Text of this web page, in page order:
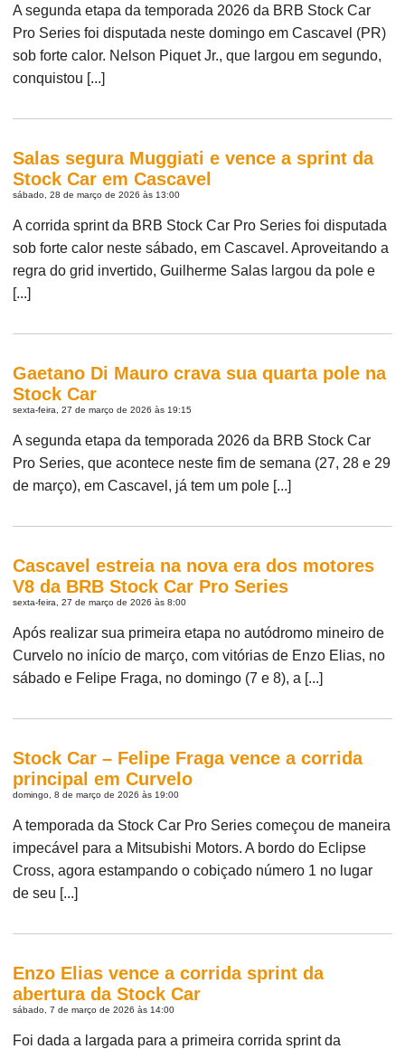
A segunda etapa da temporada 2026 da BRB Stock Car
Pro Series foi disputada neste domingo em Cascavel (PR)
sob forte calor. Nelson Piquet Jr., que largou em segundo,
conquistou [...]
Salas segura Muggiati e vence a sprint da
Stock Car em Cascavel
sábado, 28 de março de 2026 às 13:00
A corrida sprint da BRB Stock Car Pro Series foi disputada
sob forte calor neste sábado, em Cascavel. Aproveitando a
regra do grid invertido, Guilherme Salas largou da pole e
[...]
Gaetano Di Mauro crava sua quarta pole na
Stock Car
sexta-feira, 27 de março de 2026 às 19:15
A segunda etapa da temporada 2026 da BRB Stock Car
Pro Series, que acontece neste fim de semana (27, 28 e 29
de março), em Cascavel, já tem um pole [...]
Cascavel estreia na nova era dos motores
V8 da BRB Stock Car Pro Series
sexta-feira, 27 de março de 2026 às 8:00
Após realizar sua primeira etapa no autódromo mineiro de
Curvelo no início de março, com vitórias de Enzo Elias, no
sábado e Felipe Fraga, no domingo (7 e 8), a [...]
Stock Car – Felipe Fraga vence a corrida
principal em Curvelo
domingo, 8 de março de 2026 às 19:00
A temporada da Stock Car Pro Series começou de maneira
impecável para a Mitsubishi Motors. A bordo do Eclipse
Cross, agora estampando o cobiçado número 1 no lugar
de seu [...]
Enzo Elias vence a corrida sprint da
abertura da Stock Car
sábado, 7 de março de 2026 às 14:00
Foi dada a largada para a primeira corrida sprint da